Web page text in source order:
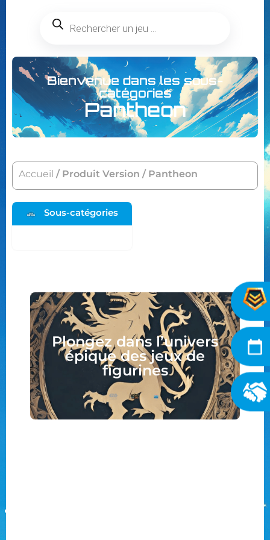
Bienvenue dans les sous-
catégories
Pantheon
Accueil / Produit Version / Pantheon
Sous-catégories
Plongez dans l’univers
épique des jeux de
figurines